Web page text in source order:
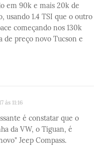
em 90k e mais 20k de
usando 1.4 TSI que o outro
começando nos 130k
de preço novo Tucson e
às 11:16
é constatar que o
da VW, o Tiguan, é
Jeep Compass.